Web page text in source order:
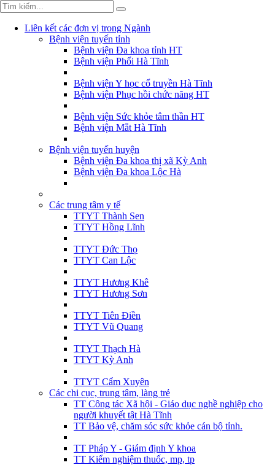
Liên kết các đơn vị trong Ngành
Bệnh viện tuyến tỉnh
Bệnh viện Đa khoa tỉnh HT
Bệnh viện Phổi Hà Tĩnh
Bệnh viện Y học cổ truyền Hà Tĩnh
Bệnh viện Phục hồi chức năng HT
Bệnh viện Sức khỏe tâm thần HT
Bệnh viện Mắt Hà Tĩnh
Bệnh viện tuyến huyện
Bệnh viện Đa khoa thị xã Kỳ Anh
Bệnh viện Đa khoa Lộc Hà
Các trung tâm y tế
TTYT Thành Sen
TTYT Hồng Lĩnh
TTYT Đức Thọ
TTYT Can Lộc
TTYT Hương Khê
TTYT Hương Sơn
TTYT Tiên Điền
TTYT Vũ Quang
TTYT Thạch Hà
TTYT Kỳ Anh
TTYT Cẩm Xuyên
Các chi cục, trung tâm, làng trẻ
TT Công tác Xã hội - Giáo dục nghề nghiệp cho
người khuyết tật Hà Tĩnh
TT Bảo vệ, chăm sóc sức khỏe cán bộ tỉnh.
TT Pháp Y - Giám định Y khoa
TT Kiểm nghiệm thuốc, mp, tp